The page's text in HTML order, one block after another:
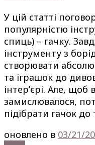
У цій статті
популярністю
спиць) – гачку.
інструменту з
створювати
та іграшок до
інтер’єрі. Але,
замислювалося,
підібрати гачок до
оновлено в 03/21/